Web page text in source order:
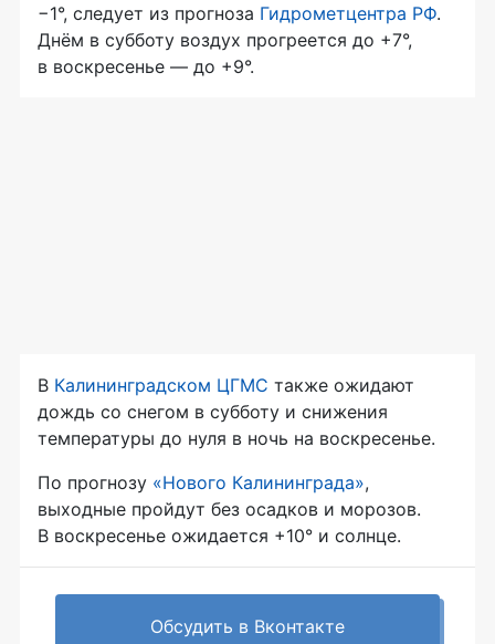
−1°, следует из прогноза Гидрометцентра РФ.
Днём в субботу воздух прогреется до +7°,
в воскресенье — до +9°.
В Калининградском ЦГМС также ожидают
дождь со снегом в субботу и снижения
температуры до нуля в ночь на воскресенье.
По прогнозу «Нового Калининграда»,
выходные пройдут без осадков и морозов.
В воскресенье ожидается +10° и солнце.
Обсудить в Вконтакте